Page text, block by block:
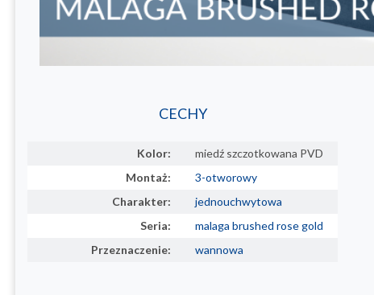
CECHY
Kolor:
miedź szczotkowana PVD
Montaż:
3-otworowy
Charakter:
jednouchwytowa
Seria:
malaga brushed rose gold
Przeznaczenie:
wannowa